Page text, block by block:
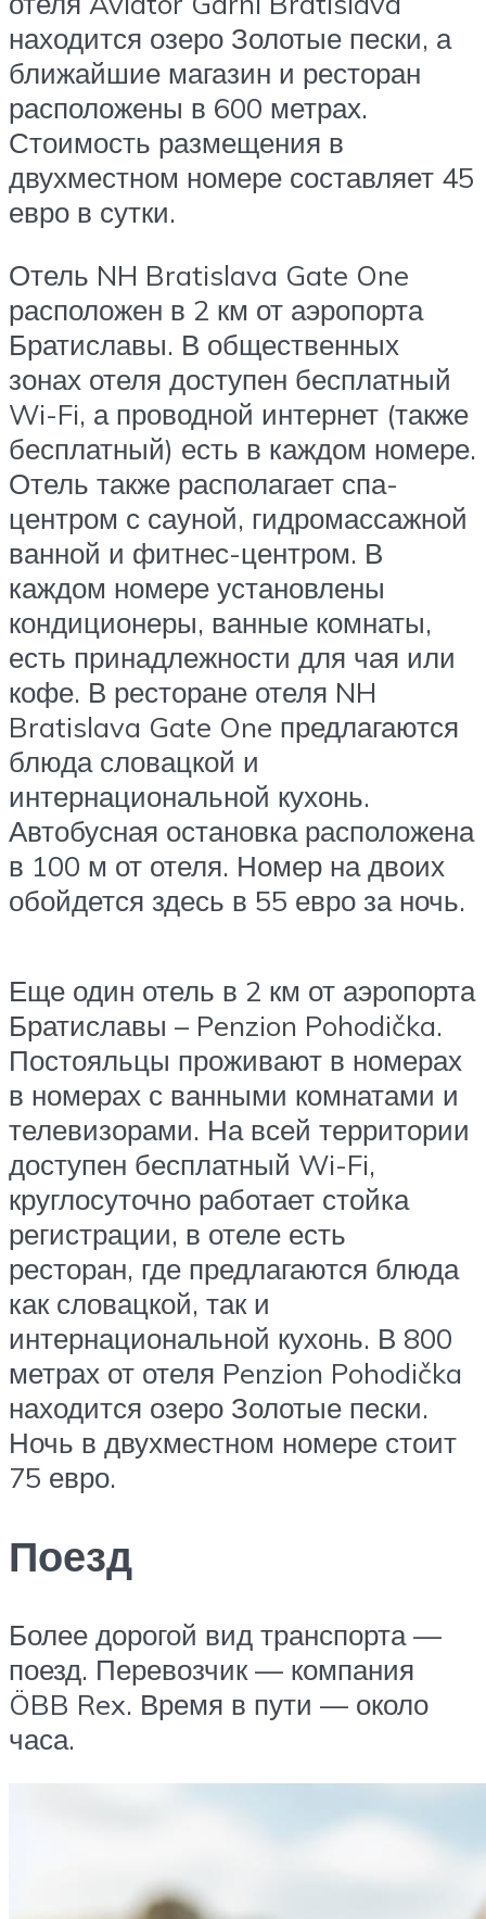
находится озеро Золотые пески, а
ближайшие магазин и ресторан
расположены в 600 метрах.
Стоимость размещения в
двухместном номере составляет 45
евро в сутки.
Отель NH Bratislava Gate One
расположен в 2 км от аэропорта
Братиславы. В общественных
зонах отеля доступен бесплатный
Wi-Fi, а проводной интернет (также
бесплатный) есть в каждом номере.
Отель также располагает спа-
центром с сауной, гидромассажной
ванной и фитнес-центром. В
каждом номере установлены
кондиционеры, ванные комнаты,
есть принадлежности для чая или
кофе. В ресторане отеля NH
Bratislava Gate One предлагаются
блюда словацкой и
интернациональной кухонь.
Автобусная остановка расположена
в 100 м от отеля. Номер на двоих
обойдется здесь в 55 евро за ночь.
Еще один отель в 2 км от аэропорта
Братиславы – Penzion Pohodička.
Постояльцы проживают в номерах
в номерах с ванными комнатами и
телевизорами. На всей территории
доступен бесплатный Wi-Fi,
круглосуточно работает стойка
регистрации, в отеле есть
ресторан, где предлагаются блюда
как словацкой, так и
интернациональной кухонь. В 800
метрах от отеля Penzion Pohodička
находится озеро Золотые пески.
Ночь в двухместном номере стоит
75 евро.
Поезд
Более дорогой вид транспорта —
поезд. Перевозчик — компания
ÖBB Rex. Время в пути — около
часа.